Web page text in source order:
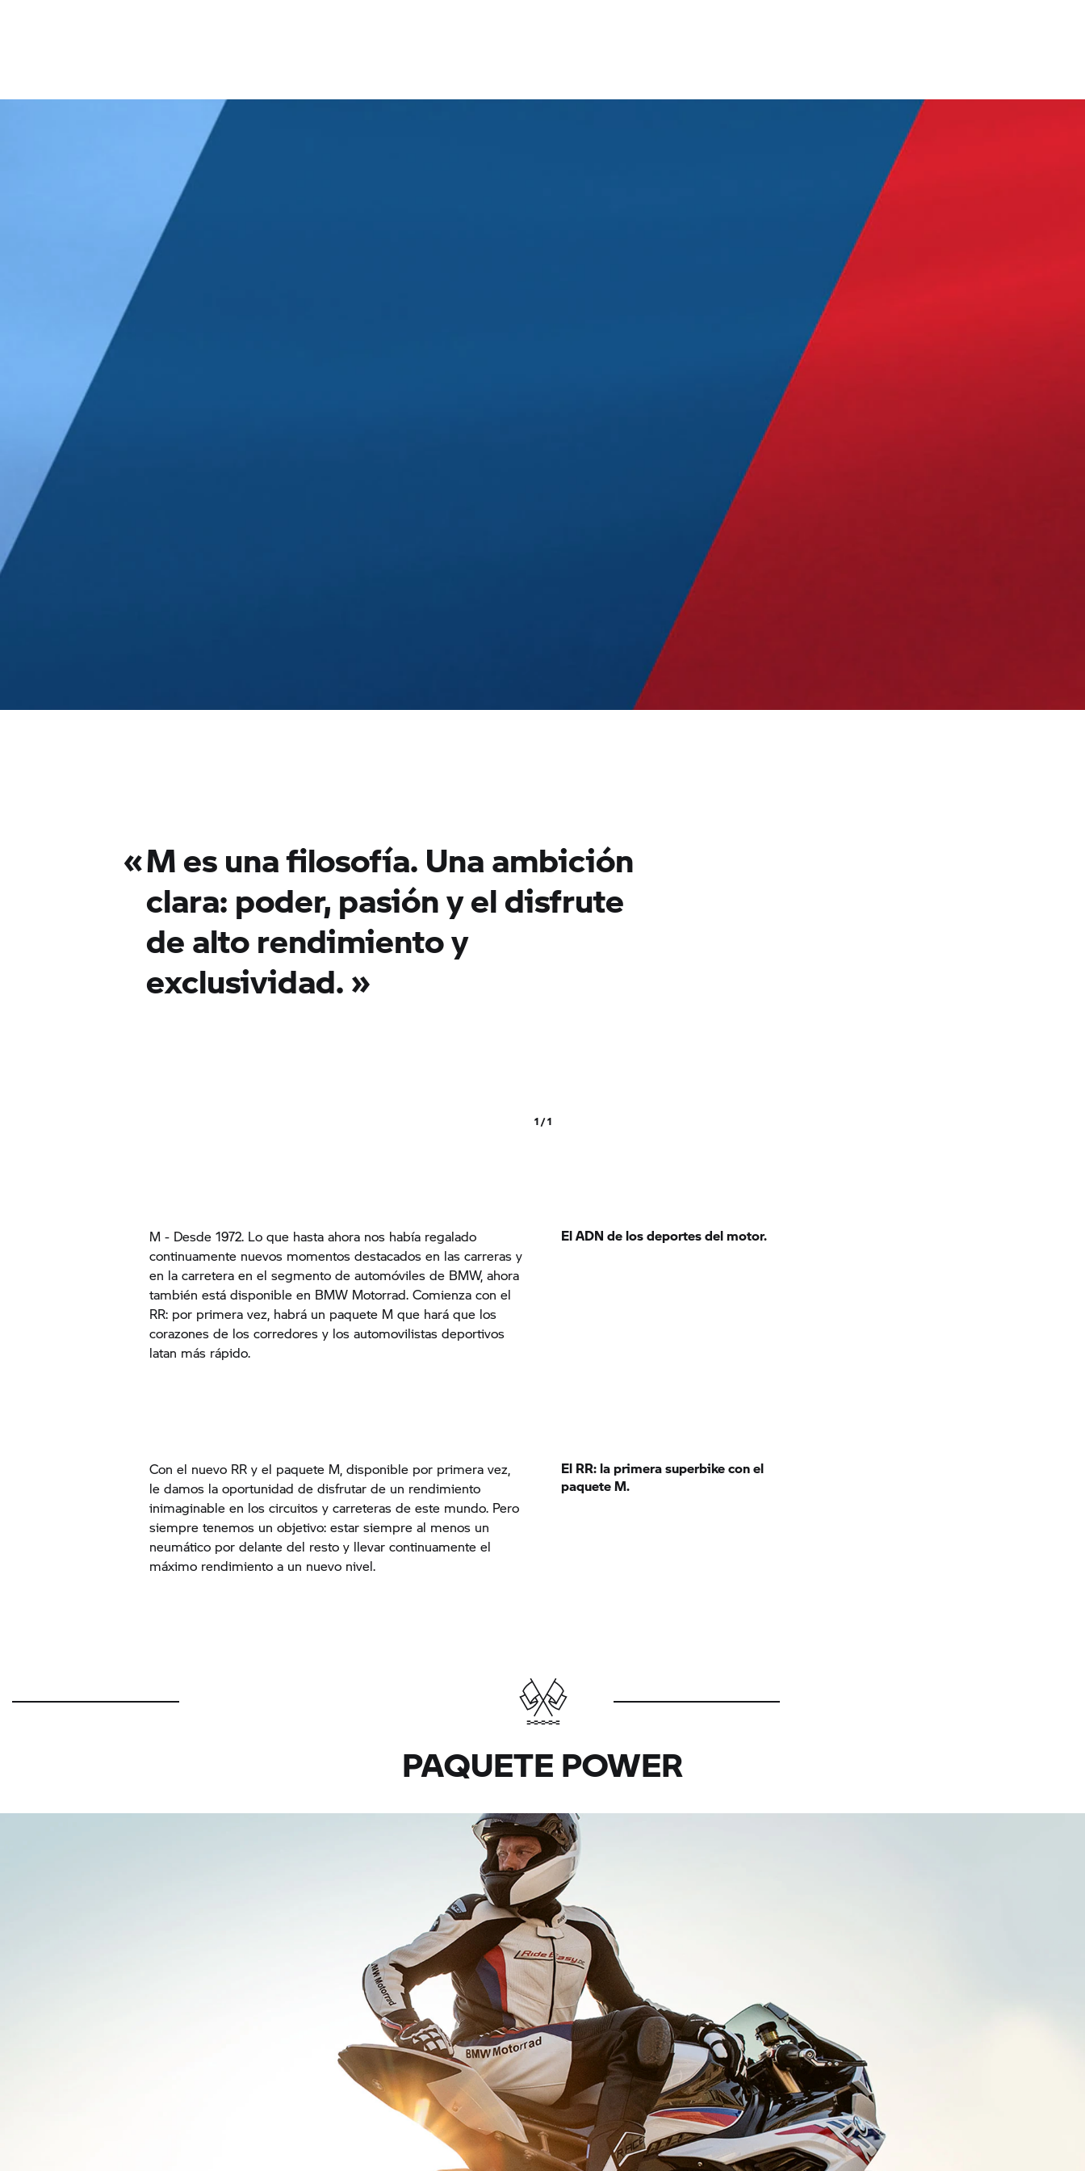
«M es una filosofía. Una ambición
clara: poder, pasión y el disfrute
de alto rendimiento y
exclusividad. »
1 / 1
M - Desde 1972. Lo que hasta ahora nos había regalado
continuamente nuevos momentos destacados en las carreras y
en la carretera en el segmento de automóviles de BMW, ahora
también está disponible en BMW Motorrad. Comienza con el
RR: por primera vez, habrá un paquete M que hará que los
corazones de los corredores y los automovilistas deportivos
latan más rápido.
El ADN de los deportes del motor.
Con el nuevo RR y el paquete M, disponible por primera vez,
le damos la oportunidad de disfrutar de un rendimiento
inimaginable en los circuitos y carreteras de este mundo. Pero
siempre tenemos un objetivo: estar siempre al menos un
neumático por delante del resto y llevar continuamente el
máximo rendimiento a un nuevo nivel.
El RR: la primera superbike con el
paquete M.
PAQUETE POWER